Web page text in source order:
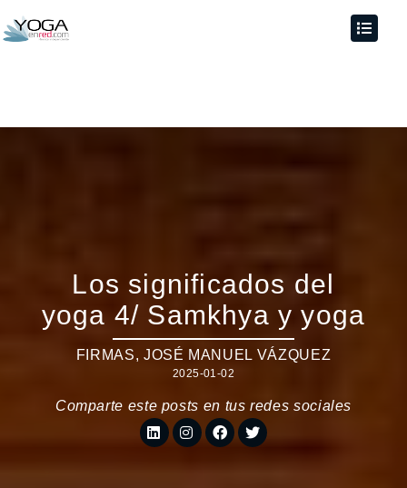
Los significados del
yoga 4/ Samkhya y yoga
FIRMAS, JOSÉ MANUEL VÁZQUEZ
2025-01-02
Comparte este posts en tus redes sociales